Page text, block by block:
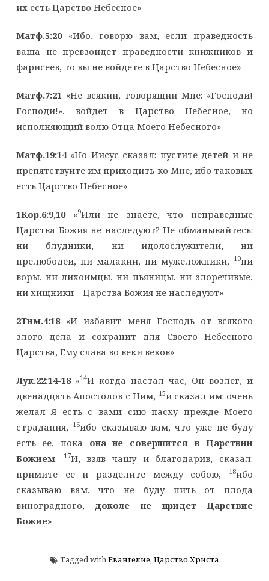
их есть Царство Небесное»
Матф.5:20«Ибо, говорю вам, если праведность
ваша не превзойдет праведности книжников и
фарисеев, то вы не войдете в Царство Небесное»
Матф.7:21 «Не всякий, говорящий Мне: «Господи!
Господи!», войдет в Царство Небесное, но
исполняющий волю Отца Моего Небесного»
Матф.19:14«Но Иисус сказал: пустите детей и не
препятствуйте им приходить ко Мне, ибо таковых
есть Царство Небесное»
1Кор.6:9,10«9Или не знаете, что неправедные
Царства Божия не наследуют? Не обманывайтесь:
ни блудники, ни идолослужители, ни
прелюбодеи, ни малакии, ни мужеложники, 10ни
воры, ни лихоимцы, ни пьяницы, ни злоречивые,
ни хищники – Царства Божия не наследуют»
2Тим.4:18«И избавит меня Господь от всякого
злого дела и сохранит для Своего Небесного
Царства, Ему слава во веки веков»
Лук.22:14-18«14И когда настал час, Он возлег, и
двенадцать Апостолов с Ним, 15и сказал им: очень
желал Я есть с вами сию пасху прежде Моего
страдания, 16ибо сказываю вам, что уже не буду
есть ее, пока она не совершится в Царствии
Божием. 17И, взяв чашу и благодарив, сказал:
примите ее и разделите между собою,
18ибо
сказываю вам, что не буду пить от плода
виноградного, доколе не придет Царствие
Божие»
Tagged withЕвангелие, Царство Христа